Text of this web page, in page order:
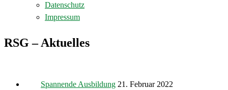
Datenschutz
Impressum
RSG – Aktuelles
Spannende Ausbildung 21. Februar 2022